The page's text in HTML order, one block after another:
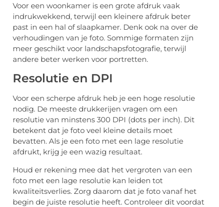
Voor een woonkamer is een grote afdruk vaak
indrukwekkend, terwijl een kleinere afdruk beter
past in een hal of slaapkamer. Denk ook na over de
verhoudingen van je foto. Sommige formaten zijn
meer geschikt voor landschapsfotografie, terwijl
andere beter werken voor portretten.
Resolutie en DPI
Voor een scherpe afdruk heb je een hoge resolutie
nodig. De meeste drukkerijen vragen om een
resolutie van minstens 300 DPI (dots per inch). Dit
betekent dat je foto veel kleine details moet
bevatten. Als je een foto met een lage resolutie
afdrukt, krijg je een wazig resultaat.
Houd er rekening mee dat het vergroten van een
foto met een lage resolutie kan leiden tot
kwaliteitsverlies. Zorg daarom dat je foto vanaf het
begin de juiste resolutie heeft. Controleer dit voordat